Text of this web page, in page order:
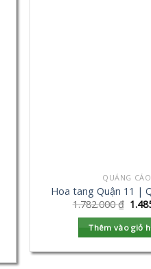
QUẢNG CÁO
Hoa tang Quận 11 |
1.782.000₫
Thêm vào giỏ